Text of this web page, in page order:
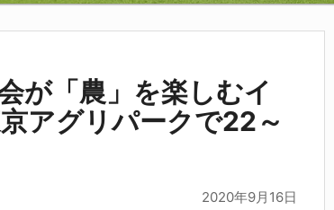
が「農」を楽しむイ
アグリパークで22～
2020年9月16日